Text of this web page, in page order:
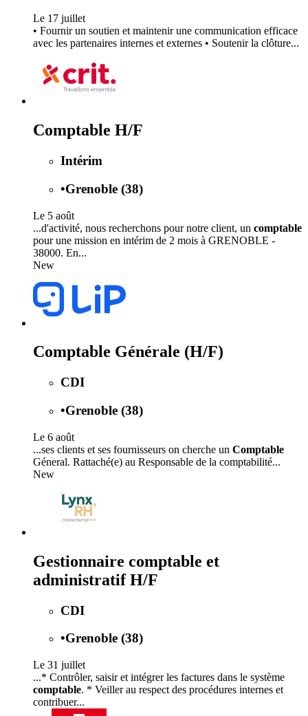
Le 17 juillet
• Fournir un soutien et maintenir une communication efficace
avec les partenaires internes et externes • Soutenir la clôture...
Comptable H/F
Intérim
•Grenoble (38)
Le 5 août
...d'activité, nous recherchons pour notre client, un comptable
pour une mission en intérim de 2 mois à GRENOBLE -
38000. En...
New
Comptable Générale (H/F)
CDI
•Grenoble (38)
Le 6 août
...ses clients et ses fournisseurs on cherche un Comptable
Géneral. Rattaché(e) au Responsable de la comptabilité...
New
Gestionnaire comptable et
administratif H/F
CDI
•Grenoble (38)
Le 31 juillet
...* Contrôler, saisir et intégrer les factures dans le système
comptable. * Veiller au respect des procédures internes et
contribuer...